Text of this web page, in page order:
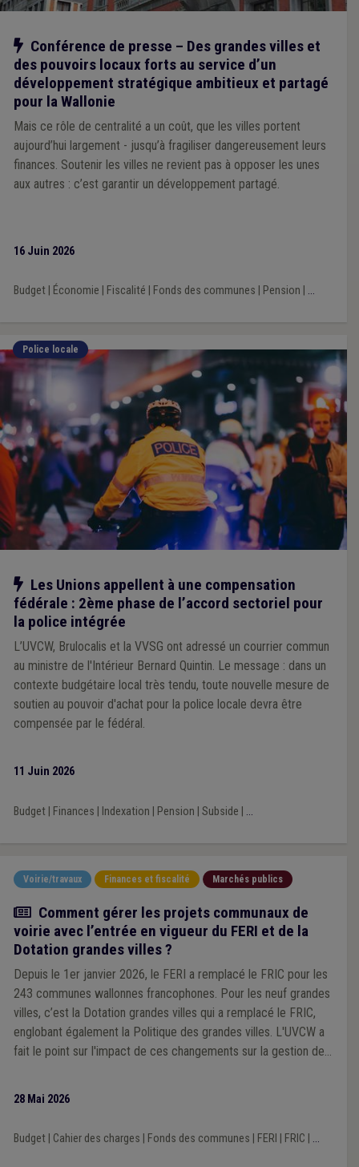
Notre action
Conférence de presse – Des grandes villes et
des pouvoirs locaux forts au service d’un
développement stratégique ambitieux et partagé
pour la Wallonie
Mais ce rôle de centralité a un coût, que les villes portent
aujourd’hui largement - jusqu’à fragiliser dangereusement leurs
finances. Soutenir les villes ne revient pas à opposer les unes
aux autres : c’est garantir un développement partagé.
16 Juin 2026
Budget| Économie Fiscalité Fonds des communes Pension ...
Police locale
Notre action
Les Unions appellent à une compensation
fédérale : 2ème phase de l’accord sectoriel pour
la police intégrée
L’UVCW, Brulocalis et la VVSG ont adressé un courrier commun
au ministre de l'Intérieur Bernard Quintin. Le message : dans un
contexte budgétaire local très tendu, toute nouvelle mesure de
soutien au pouvoir d'achat pour la police locale devra être
compensée par le fédéral.
11 Juin 2026
Budget| Finances Indexation Pension Subside ...
Voirie/travaux Finances et fiscalité Marchés publics
Article
Comment gérer les projets communaux de
voirie avec l’entrée en vigueur du FERI et de la
Dotation grandes villes ?
Depuis le 1er janvier 2026, le FERI a remplacé le FRIC pour les
243 communes wallonnes francophones. Pour les neuf grandes
villes, c’est la Dotation grandes villes qui a remplacé le FRIC,
englobant également la Politique des grandes villes. L'UVCW a
fait le point sur l'impact de ces changements sur la gestion des
28 Mai 2026
Budget| Cahier des charges Fonds des communes FERI FRIC ...